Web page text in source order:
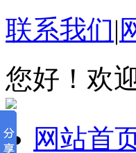
联系我们|
您好！欢
网站首